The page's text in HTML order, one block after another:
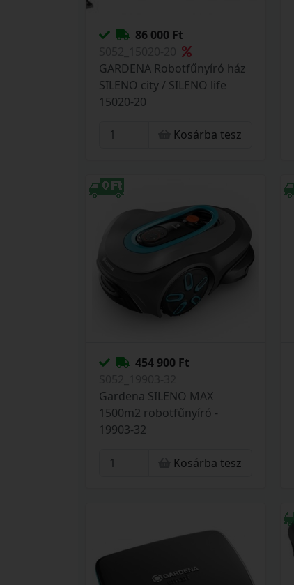
86 000 Ft
GARDENA Robotfűnyíró ház
SILENO city / SILENO life
15020-20
Kosárba tesz
454 900 Ft
Gardena SILENO MAX
1500m2 robotfűnyíró -
19903-32
Kosárba tesz